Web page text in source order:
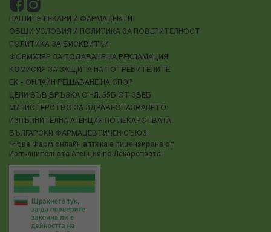
НАШИТЕ ЛЕКАРИ И ФАРМАЦЕВТИ
ОБЩИ УСЛОВИЯ И ПОЛИТИКА ЗА ПОВЕРИТЕЛНОСТ
ПОЛИТИКА ЗА БИСКВИТКИ
ФОРМУЛЯР ЗА ПОДАВАНЕ НА РЕКЛАМАЦИЯ
КОМИСИЯ ЗА ЗАЩИТА НА ПОТРЕБИТЕЛИТЕ
ЕК - ОНЛАЙН РЕШАВАНЕ НА СПОР
ЦЕНИ ВЪВ ВРЪЗКА С ЧЛ. 55Б ОТ ЗВЕБ
МИНИСТЕРСТВО ЗА ЗДРАВЕОПАЗВАНЕТО
ИЗПЪЛНИТЕЛНА АГЕНЦИЯ ПО ЛЕКАРСТВАТА
БЪЛГАРСКИ ФАРМАЦЕВТИЧЕН СЪЮЗ
"Нове Фарм онлайн аптека е лицензирана от
Изпълнителната Агенция по Лекарствата"